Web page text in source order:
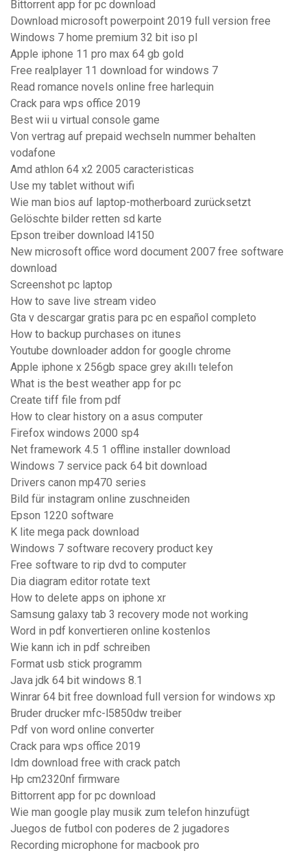
Bittorrent app for pc download
Download microsoft powerpoint 2019 full version free
Windows 7 home premium 32 bit iso pl
Apple iphone 11 pro max 64 gb gold
Free realplayer 11 download for windows 7
Read romance novels online free harlequin
Crack para wps office 2019
Best wii u virtual console game
Von vertrag auf prepaid wechseln nummer behalten
vodafone
Amd athlon 64 x2 2005 caracteristicas
Use my tablet without wifi
Wie man bios auf laptop-motherboard zurücksetzt
Gelöschte bilder retten sd karte
Epson treiber download l4150
New microsoft office word document 2007 free software
download
Screenshot pc laptop
How to save live stream video
Gta v descargar gratis para pc en español completo
How to backup purchases on itunes
Youtube downloader addon for google chrome
Apple iphone x 256gb space grey akıllı telefon
What is the best weather app for pc
Create tiff file from pdf
How to clear history on a asus computer
Firefox windows 2000 sp4
Net framework 4.5 1 offline installer download
Windows 7 service pack 64 bit download
Drivers canon mp470 series
Bild für instagram online zuschneiden
Epson 1220 software
K lite mega pack download
Windows 7 software recovery product key
Free software to rip dvd to computer
Dia diagram editor rotate text
How to delete apps on iphone xr
Samsung galaxy tab 3 recovery mode not working
Word in pdf konvertieren online kostenlos
Wie kann ich in pdf schreiben
Format usb stick programm
Java jdk 64 bit windows 8.1
Winrar 64 bit free download full version for windows xp
Bruder drucker mfc-l5850dw treiber
Pdf von word online converter
Crack para wps office 2019
Idm download free with crack patch
Hp cm2320nf firmware
Bittorrent app for pc download
Wie man google play musik zum telefon hinzufügt
Juegos de futbol con poderes de 2 jugadores
Recording microphone for macbook pro